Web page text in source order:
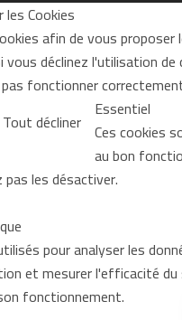
Cookies
afin de vous proposer
vous déclinez l'utilisation de
fonctionner
Tout décliner Essentiel
Ces cookies
au bon
les désactiver.
pour analyser les
et mesurer l'efficacité
fonctionnement.